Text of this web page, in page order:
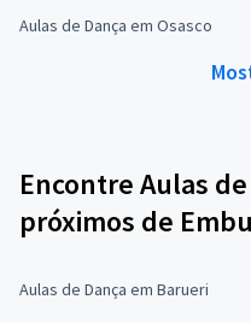
Aulas de Dança em Osasco
Encontre Aulas
próximos de
Aulas de Dança em Barueri